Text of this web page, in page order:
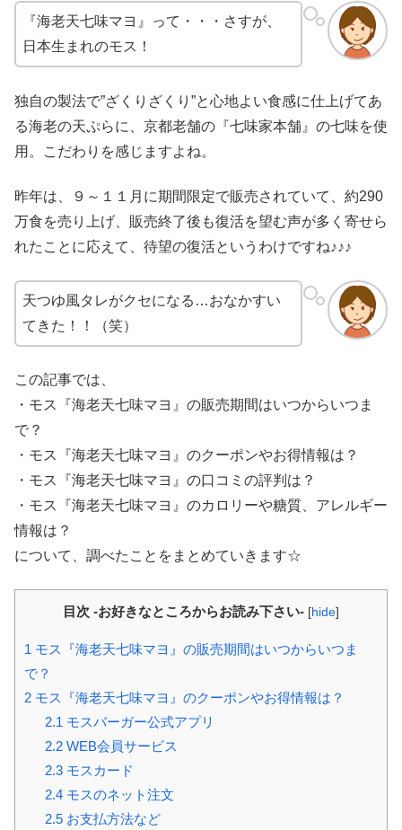
『海老天七味マヨ』って・・・さすが、
日本生まれのモス！
独自の製法で”ざくりざくり”と心地よい食感に仕上げてあ
る海老の天ぷらに、京都老舗の『七味家本舗』の七味を使
用。こだわりを感じますよね。
昨年は、９～１１月に期間限定で販売されていて、約290
万食を売り上げ、販売終了後も復活を望む声が多く寄せら
れたことに応えて、待望の復活というわけですね♪♪♪
天つゆ風タレがクセになる…おなかすい
てきた！！（笑）
この記事では、
・モス『海老天七味マヨ』の販売期間はいつからいつま
で？
・モス『海老天七味マヨ』のクーポンやお得情報は？
・モス『海老天七味マヨ』の口コミの評判は？
・モス『海老天七味マヨ』のカロリーや糖質、アレルギー
情報は？
について、調べたことをまとめていきます☆
目次 -お好きなところからお読み下さい- [hide]
1 モス『海老天七味マヨ』の販売期間はいつからいつま
で？
2 モス『海老天七味マヨ』のクーポンやお得情報は？
2.1 モスバーガー公式アプリ
2.2WEB会員サービス
2.3モスカード
2.4モスのネット注文
2.5お支払方法など